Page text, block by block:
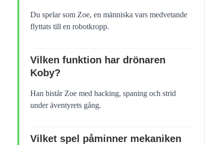
Du spelar som Zoe, en människa vars medvetande
flyttats till en robotkropp.
Vilken funktion har drönaren
Koby?
Han bistår Zoe med hacking, spaning och strid
under äventyrets gång.
Vilket spel påminner mekaniken